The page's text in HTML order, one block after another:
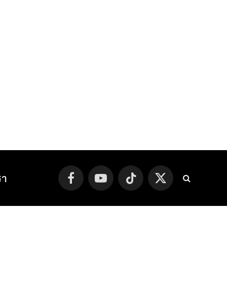
FacebookYouTube TikTok
X
(Twitter)